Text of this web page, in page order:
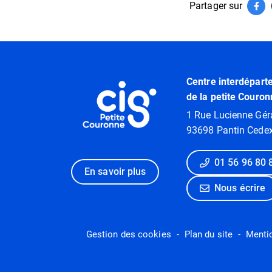
Partager sur
Informations utiles
En savoir plus
Centre
de la petite
1 Rue Lucienne
93698 Pantin
01 56 96 80
Nous écrire
Gestion des cookies Plan du site